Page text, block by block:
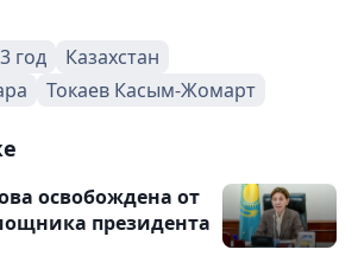
год
Казахстан
Токаев Касым-Жомарт
освобождена от
президента